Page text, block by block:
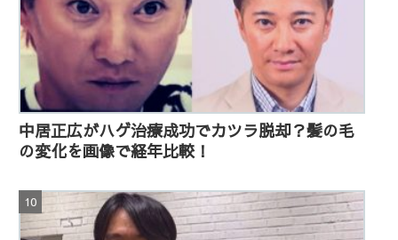
中居正広がハゲ治療成功でカツラ脱却？髪の毛
の変化を画像で経年比較！